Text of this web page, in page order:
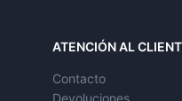
ATENCIÓN AL
Contacto
Devoluciones